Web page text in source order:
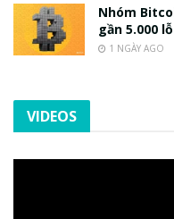
Nhóm
gần 5.000
1 NGÀY AGO
VIDEOS